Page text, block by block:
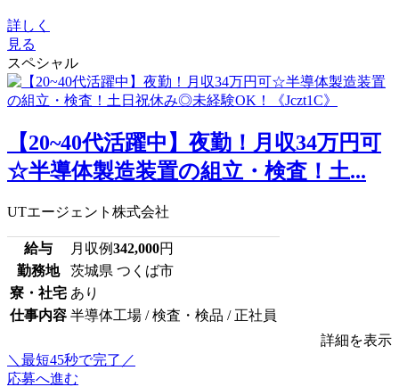
詳しく
見る
スペシャル
【20~40代活躍中】夜勤！月収34万円可
☆半導体製造装置の組立・検査！土...
UTエージェント株式会社
給与 月収例342,000円
勤務地
茨城県 つくば市
寮・社宅 あり
仕事内容 半導体工場 / 検査・検品 / 正社員
詳細を表示
＼最短45秒で完了／
応募へ進む